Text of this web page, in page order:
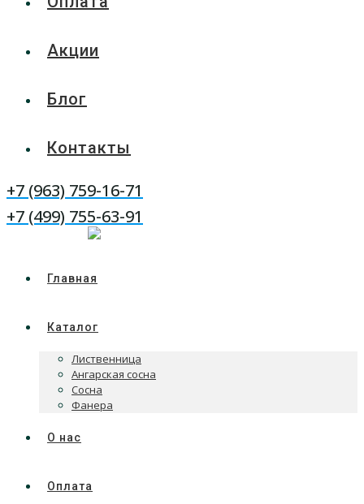
Акции
Блог
Контакты
Telegram
WhatsApp
+7 (963) 759-16-71
+7 (499) 755-63-91
Главная
Каталог
Лиственница
Ангарская сосна
Сосна
Фанера
О нас
Оплата